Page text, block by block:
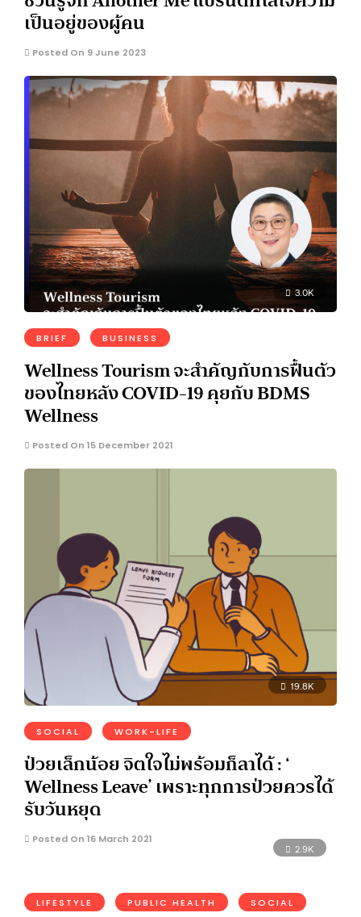
เป็นอยู่ของผู้คน
Posted On 9 June 2023
3.0K
BRIEF BUSINESS
Wellness Tourism จะสำคัญกับการฟื้นตัว
ของไทยหลัง COVID-19 คุยกับ BDMS
Wellness
Posted On 15 December 2021
19.8K
SOCIAL WORK-LIFE
ป่วยเล็กน้อย จิตใจไม่พร้อมก็ลาได้ : ‘
Wellness Leave’ เพราะทุกการป่วยควรได้
รับวันหยุด
Posted On 16 March 2021
2.9K
LIFESTYLE PUBLIC HEALTH SOCIAL